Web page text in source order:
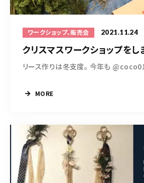
ワークショップ、販売会 2021.11.24
クリスマスワークショップをし
リース作りは冬支度。 今年も
MORE